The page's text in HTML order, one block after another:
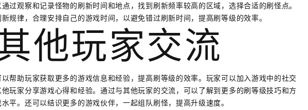
过观察和记录怪物的刷新时间和地点，找到刷新频率较高的区域，选择合适的刷怪点。
规律，合理安排自己的游戏时间，以避免错过刷新时间，提高刷等级的效率。
他玩家交流
帮助玩家获取更多的游戏信息和经验，提高刷等级的效率。玩家可以加入游戏中的社交
玩家分享游戏心得和经验。通过与其他玩家的交流，可以了解到更多的刷等级技巧和方
平。还可以结识更多的游戏伙伴，一起组队刷怪，提高升级速度。